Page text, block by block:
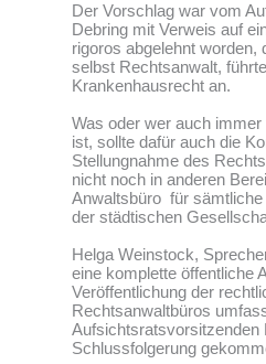
Der Vorschlag war vom
Debring mit Verweis auf
rigoros abgelehnt
selbst Rechtsanwalt,
Krankenhausrecht an.
Was oder wer auch
ist, sollte dafür auch die
Stellungnahme des
nicht noch in anderen
Anwaltsbüro für sämtliche
der städtischen
Helga Weinstock,
eine komplette öffentliche
Veröffentlichung der
Rechtsanwaltbüros
Aufsichtsratsvorsitzenden
Schlussfolgerung